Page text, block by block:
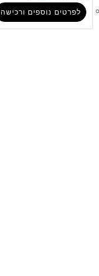
לפרטים נוספים ורכישה